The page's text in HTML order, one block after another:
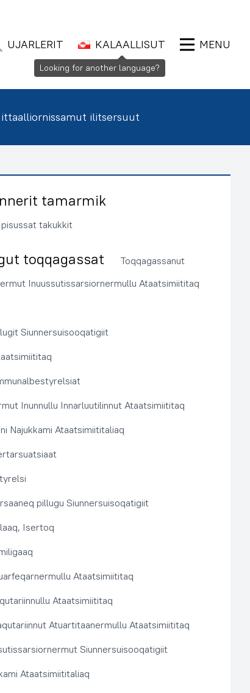
UJARLERIT KALAALLISUT MENU
ilitsersuut
tamarmik
takukkit
toqqagassat
Toqqagassanut
Inuussutissarsiornermullu Ataatsimiititaq
Siunnersuisooqatigiit
Inunnullu Innarluutilinnut Ataatsimiititaq
Najukkami Ataatsimiititaliaq
pillugu Siunnersuisoqatigiit
Isertoq
Ataatsimiititaq
Ataatsimiititaq
Atuartitaanermullu Ataatsimiititaq
Siunnersuisooqatigiit
Ataatsimiititaliaq
Looking for another language?